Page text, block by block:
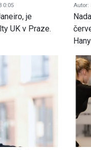
0:05
je
UK v Praze.
Autor: